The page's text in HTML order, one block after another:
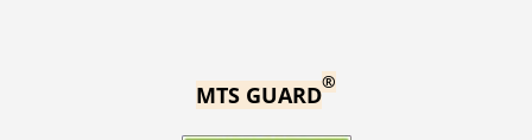
MTS GUARD®